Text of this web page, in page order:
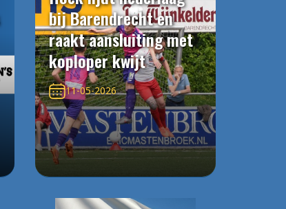
bij Barendrecht en
raakt aansluiting met
koploper kwijt
11-05-2026